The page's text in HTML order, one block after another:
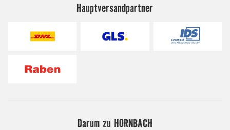
Hauptversandpartner
Darum zu HORNBACH